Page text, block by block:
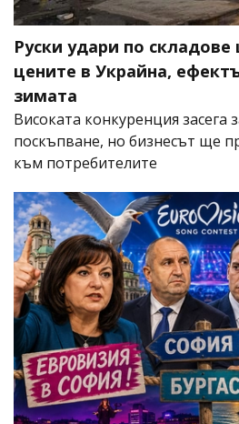
Руски удари по
цените в Украйна,
зимата
Високата конкуренция засега
поскъпване, но бизнесът ще
към потребителите